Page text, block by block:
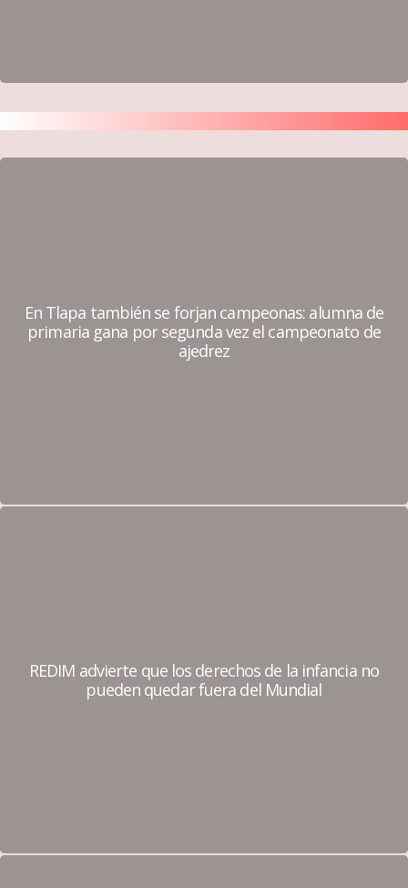
En Tlapa también se forjan campeonas: alumna de
primaria gana por segunda vez el campeonato de
ajedrez
REDIM advierte que los derechos de la infancia no
pueden quedar fuera del Mundial